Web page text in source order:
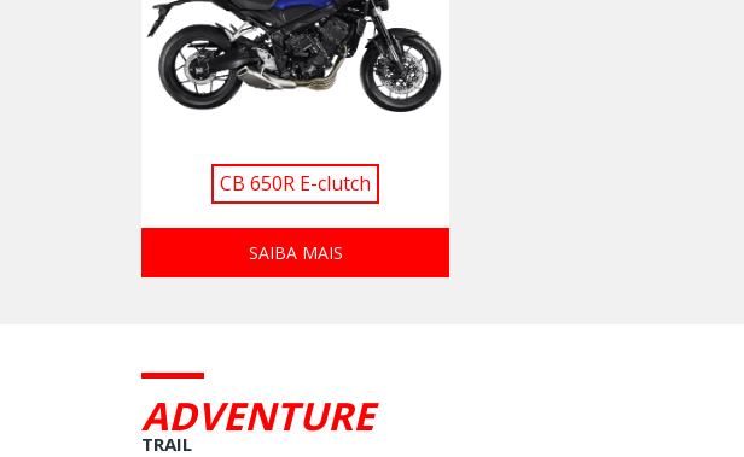
CB 650R E-clutch
SAIBA MAIS
ADVENTURE
TRAIL